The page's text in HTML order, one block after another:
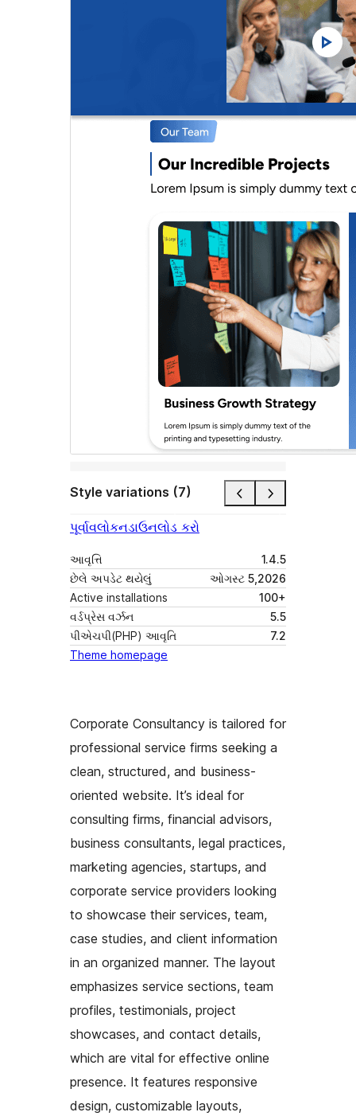
Style variations (7)
પૂર્વાવલોકનડાઉનલોડ કરો
આવૃત્તિ
1.4.5
છેલે અપડેટ થયેલું
ઓગસ્ટ 5,2026
Active installations
100+
વર્ડપ્રેસ વર્ઝન
5.5
પીએચપી(PHP) આવૃતિ
7.2
Theme homepage
Corporate Consultancy is tailored for
professional service firms seeking a
clean, structured, and business-
oriented website. It’s ideal for
consulting firms, financial advisors,
business consultants, legal practices,
marketing agencies, startups, and
corporate service providers looking
to showcase their services, team,
case studies, and client information
in an organized manner. The layout
emphasizes service sections, team
profiles, testimonials, project
showcases, and contact details,
which are vital for effective online
presence. It features responsive
design, customizable layouts,